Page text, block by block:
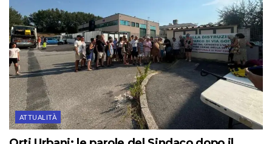
ATTUALITÀ